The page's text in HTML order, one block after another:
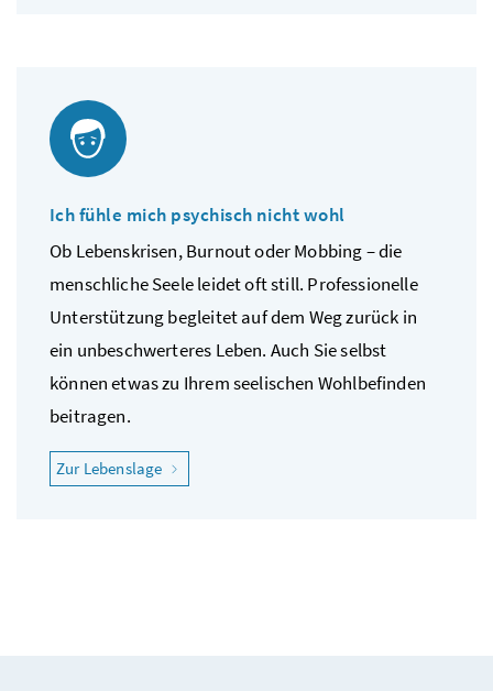
Ich fühle mich psychisch nicht wohl
Ob Lebenskrisen, Burnout oder Mobbing – die
menschliche Seele leidet oft still. Professionelle
Unterstützung begleitet auf dem Weg zurück in
ein unbeschwerteres Leben. Auch Sie selbst
können etwas zu Ihrem seelischen Wohlbefinden
beitragen.
Zur Lebenslage "Ich fühle mich psychisch nicht wohl"